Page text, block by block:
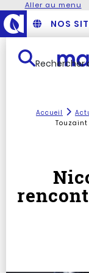
Aller au menu
NOS
Rechercher
Accueil
Touzaint